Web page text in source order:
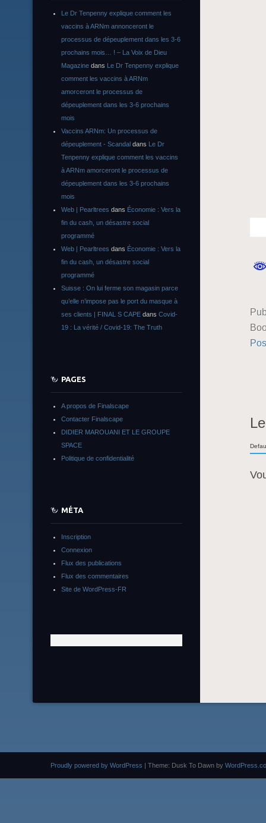
Le Dr Tenpenny explique comment les
vaccins à ARNm annonceront le
processus de dépeuplement dans les 3-6
prochains mois… ! – La Voix de Dieu
Magazine dans Le Dr Tenpenny explique
comment les vaccins à ARNm
amorceront le processus de
dépeuplement dans les 3-6 prochains
mois
Vaccins ARNm: Un processus de
dépeuplement - Scandal dans Le Dr
Tenpenny explique comment les vaccins
à ARNm amorceront le processus de
dépeuplement dans les 3-6 prochains
mois
Web | Pearltrees dans Économie : Vers la
fin du cash, un désastre social
programmé
Web | Pearltrees dans Économie : Vers la
fin du cash, un désastre social
programmé
Suisse : On lui ferme son magasin parce
qu’elle n’impose pas le port du masque à
ses clients | FINAL S CAPE dans Covid-
19 : La vérité / Covid-19: The Truth
PAGES
A propos de Finalscape
Contacter Finalscape
DIDIER MAROUANI ET LE GROUPE
SPACE
Politique de confidentialité
MÉTA
Inscription
Connexion
Flux des publications
Flux des commentaires
Site de WordPress-FR
Proudly powered by WordPress | Theme: Dusk To Dawn by